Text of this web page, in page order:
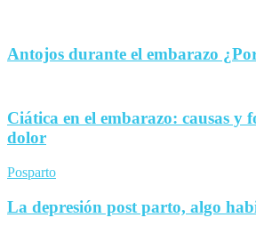
Antojos durante el embarazo
Ciática en el embarazo: causas y
dolor
Posparto
La depresión post parto, algo